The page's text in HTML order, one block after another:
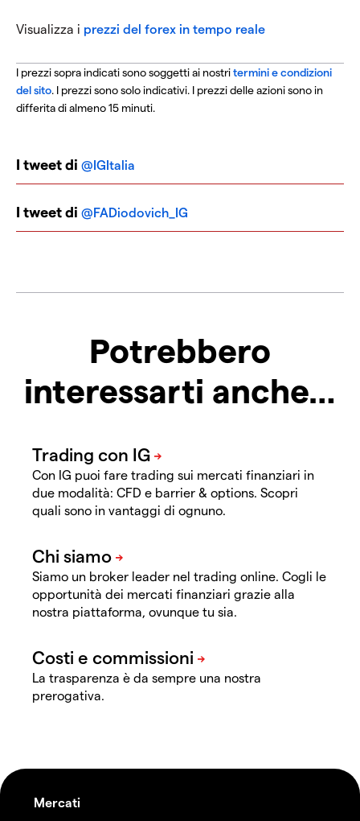
Visualizza i prezzi del forex in tempo reale
I prezzi sopra indicati sono soggetti ai nostritermini e condizioni
del sito. I prezzi sono solo indicativi. I prezzi delle azioni sono in
differita di almeno 15 minuti.
I tweet di @IGItalia
I tweet di @FADiodovich_IG
Potrebbero
interessarti anche…
Con IG puoi fare trading sui mercati finanziari in
due modalità: CFD e barrier & options. Scopri
quali sono in vantaggi di ognuno.
Siamo un broker leader nel trading online. Cogli le
opportunità dei mercati finanziari grazie alla
nostra piattaforma, ovunque tu sia.
La trasparenza è da sempre una nostra
prerogativa.
Mercati